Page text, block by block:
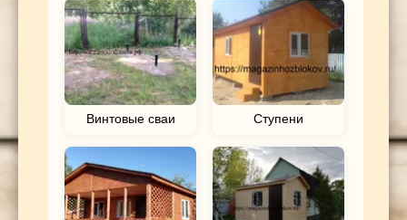
Винтовые сваи Ступени